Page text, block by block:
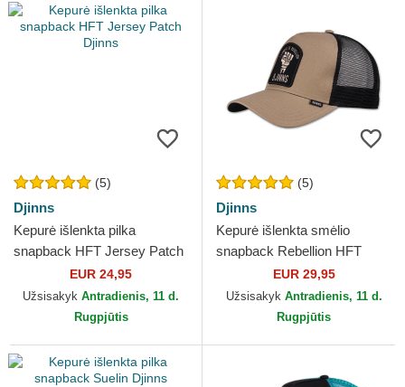
(5)
Djinns
Kepurė išlenkta pilka
snapback HFT Jersey Patch
EUR 24,95
Užsisakyk Antradienis, 11 d.
Rugpjūtis
(5)
Djinns
Kepurė išlenkta smėlio
snapback Rebellion HFT
EUR 29,95
Užsisakyk Antradienis, 11 d.
Rugpjūtis